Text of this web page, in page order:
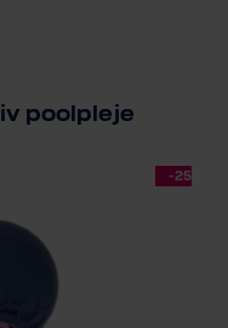
poolpleje
-25 %